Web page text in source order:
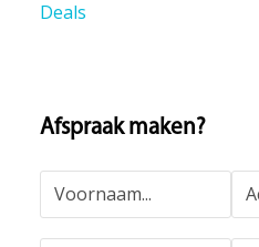
Deals
Afspraak maken?